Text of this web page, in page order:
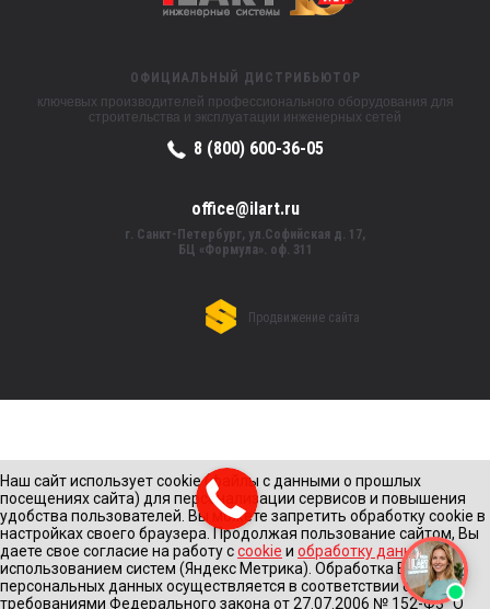
ОФИЦИАЛЬНЫЙ ДИСТРИБЬЮТОР
ключевых производителей профессионального оборудования для
строительства и эксплуатации инженерных сетей
8 (800) 600-36-05
office@ilart.ru
г. Санкт-Петербург, ул.Софийская д. 17,
БЦ «Формула». оф. 311
Продвижение сайта
Наш сайт использует cookie (файлы с данными о прошлых
посещениях сайта) для персонализации сервисов и повышения
удобства пользователей. Вы можете запретить обработку cookie в
настройках своего браузера. Продолжая пользование сайтом, Вы
даете свое согласие на работу сcookie и обработку данныхс
использованием систем (Яндекс Метрика). Обработка Ваших
персональных данных осуществляется в соответствии с
требованиями Федерального закона от 27.07.2006 № 152-Ф3 "О